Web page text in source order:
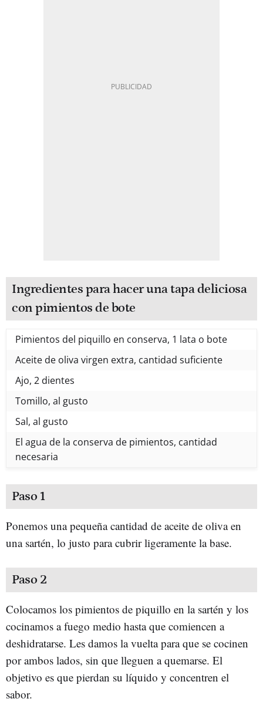
Ingredientes para hacer una tapa deliciosa
con pimientos de bote
Pimientos del piquillo en conserva, 1 lata o bote
Aceite de oliva virgen extra, cantidad suficiente
Ajo, 2 dientes
Tomillo, al gusto
Sal, al gusto
El agua de la conserva de pimientos, cantidad
necesaria
Paso 1
Ponemos una pequeña cantidad de aceite de oliva en
una sartén, lo justo para cubrir ligeramente la base.
Paso 2
Colocamos los pimientos de piquillo en la sartén y los
cocinamos a fuego medio hasta que comiencen a
deshidratarse. Les damos la vuelta para que se cocinen
por ambos lados, sin que lleguen a quemarse. El
objetivo es que pierdan su líquido y concentren el
sabor.